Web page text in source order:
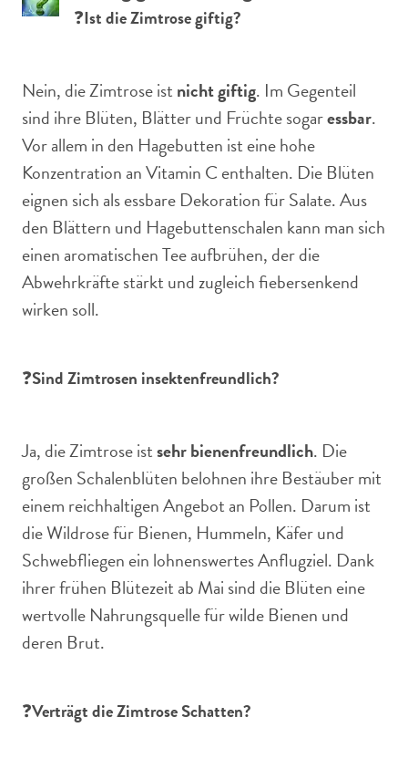
❓Ist die Zimtrose giftig?
Nein, die Zimtrose ist nicht giftig. Im Gegenteil
sind ihre Blüten, Blätter und Früchte sogaressbar.
Vor allem in den Hagebutten ist eine hohe
Konzentration an Vitamin C enthalten. Die Blüten
eignen sich als essbare Dekoration für Salate. Aus
den Blättern und Hagebuttenschalen kann man sich
einen aromatischen Tee aufbrühen, der die
Abwehrkräfte stärkt und zugleich fiebersenkend
wirken soll.
❓Sind Zimtrosen insektenfreundlich?
Ja, die Zimtrose istsehr bienenfreundlich. Die
großen Schalenblüten belohnen ihre Bestäuber mit
einem reichhaltigen Angebot an Pollen. Darum ist
die Wildrose für Bienen, Hummeln, Käfer und
Schwebfliegen ein lohnenswertes Anflugziel. Dank
ihrer frühen Blütezeit ab Mai sind die Blüten eine
wertvolle Nahrungsquelle für wilde Bienen und
deren Brut.
❓Verträgt die Zimtrose Schatten?